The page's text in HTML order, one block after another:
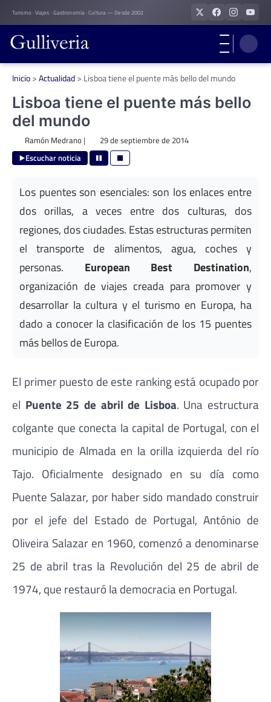
Skip
to
content
Turismo · Viajes · Gastronomía · Cultura — Desde 2002
Inicio>Actualidad> Lisboa tiene el puente más bello del mundo
Lisboa tiene el puente más bello
del mundo
Ramón Medrano| 29 de septiembre de 2014
Escuchar noticia
Los puentes son esenciales: son los enlaces entre
dos orillas, a veces entre dos culturas, dos
regiones, dos ciudades. Estas estructuras permiten
el transporte de alimentos, agua, coches y
personas. European Best Destination,
organización de viajes creada para promover y
desarrollar la cultura y el turismo en Europa, ha
dado a conocer la clasificación de los 15 puentes
más bellos de Europa.
El primer puesto de este ranking está ocupado por
el Puente 25 de abril de Lisboa. Una estructura
colgante que conecta la capital de Portugal, con el
municipio de Almada en la orilla izquierda del río
Tajo. Oficialmente designado en su día como
Puente Salazar, por haber sido mandado construir
por el jefe del Estado de Portugal, António de
Oliveira Salazar en 1960, comenzó a denominarse
25 de abril tras la Revolución del 25 de abril de
1974, que restauró la democracia en Portugal.